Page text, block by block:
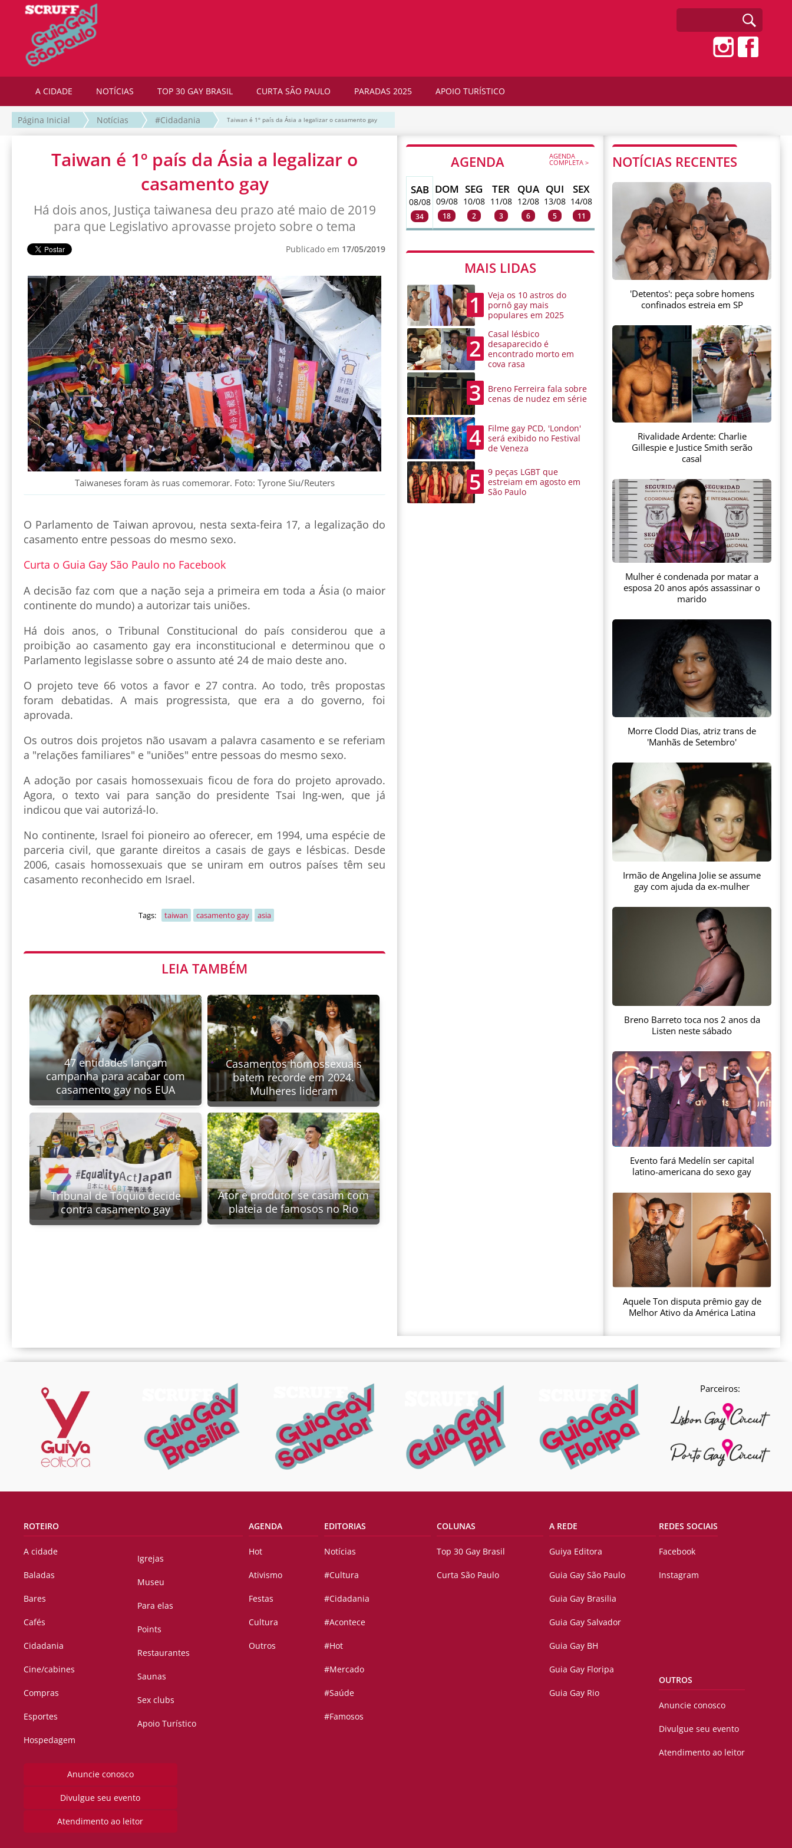
A CIDADE NOTÍCIAS TOP 30 GAY BRASIL CURTA SÃO PAULO PARADAS 2025 APOIO TURÍSTICO
Página Inicial Notícias #Cidadania Taiwan é 1º país da Ásia a legalizar o casamento gay
Taiwan é 1º país da Ásia a legalizar o
casamento gay
Há dois anos, Justiça taiwanesa deu prazo até maio de 2019
para que Legislativo aprovasse projeto sobre o tema
Publicado em 17/05/2019
Taiwaneses foram às ruas comemorar. Foto: Tyrone Siu/Reuters
O Parlamento de Taiwan aprovou, nesta sexta-feira 17, a legalização do
casamento entre pessoas do mesmo sexo.
Curta o Guia Gay São Paulo no Facebook
A decisão faz com que a nação seja a primeira em toda a Ásia (o maior
continente do mundo) a autorizar tais uniões.
Há dois anos, o Tribunal Constitucional do país considerou que a
proibição ao casamento gay era inconstitucional e determinou que o
Parlamento legislasse sobre o assunto até 24 de maio deste ano.
O projeto teve 66 votos a favor e 27 contra. Ao todo, três propostas
foram debatidas. A mais progressista, que era a do governo, foi
aprovada.
Os outros dois projetos não usavam a palavra casamento e se referiam
a "relações familiares" e "uniões" entre pessoas do mesmo sexo.
A adoção por casais homossexuais ficou de fora do projeto aprovado.
Agora, o texto vai para sanção do presidente Tsai Ing-wen, que já
indicou que vai autorizá-lo.
No continente, Israel foi pioneiro ao oferecer, em 1994, uma espécie de
parceria civil, que garante direitos a casais de gays e lésbicas. Desde
2006, casais homossexuais que se uniram em outros países têm seu
casamento reconhecido em Israel.
Tags: taiwan casamento gay asia
LEIA TAMBÉM
47 entidades lançam
campanha para acabar com
casamento gay nos EUA
Casamentos homossexuais
batem recorde em 2024.
Mulheres lideram
Tribunal de Tóquio decide
contra casamento gay
Ator e produtor se casam com
plateia de famosos no Rio
AGENDA AGENDA
COMPLETA >
SAB
08/08
34
DOM
09/08
18
SEG
10/08
2
TER
11/08
3
QUA
12/08
6
QUI
13/08
5
SEX
14/08
11
MAIS LIDAS
1
Veja os 10 astros do
pornô gay mais
populares em 2025
2
Casal lésbico
desaparecido é
encontrado morto em
cova rasa
3
Breno Ferreira fala sobre
cenas de nudez em série
4
Filme gay PCD, 'London'
será exibido no Festival
de Veneza
5
9 peças LGBT que
estreiam em agosto em
São Paulo
NOTÍCIAS RECENTES
'Detentos': peça sobre homens
confinados estreia em SP
Rivalidade Ardente: Charlie
Gillespie e Justice Smith serão
casal
Mulher é condenada por matar a
esposa 20 anos após assassinar o
marido
Morre Clodd Dias, atriz trans de
'Manhãs de Setembro'
Irmão de Angelina Jolie se assume
gay com ajuda da ex-mulher
Breno Barreto toca nos 2 anos da
Listen neste sábado
Evento fará Medelín ser capital
latino-americana do sexo gay
Aquele Ton disputa prêmio gay de
Melhor Ativo da América Latina
Parceiros:
ROTEIRO
A cidade
Baladas
Bares
Cafés
Cidadania
Cine/cabines
Compras
Esportes
Hospedagem
Igrejas
Museu
Para elas
Points
Restaurantes
Saunas
Sex clubs
Apoio Turístico
Anuncie conosco
Divulgue seu evento
Atendimento ao leitor
AGENDA
Hot
Ativismo
Festas
Cultura
Outros
EDITORIAS
Notícias
#Cultura
#Cidadania
#Acontece
#Hot
#Mercado
#Saúde
#Famosos
COLUNAS
Top 30 Gay Brasil
Curta São Paulo
A REDE
Guiya Editora
Guia Gay São Paulo
Guia Gay Brasilia
Guia Gay Salvador
Guia Gay BH
Guia Gay Floripa
Guia Gay Rio
REDES SOCIAIS
Facebook
Instagram
OUTROS
Anuncie conosco
Divulgue seu evento
Atendimento ao leitor